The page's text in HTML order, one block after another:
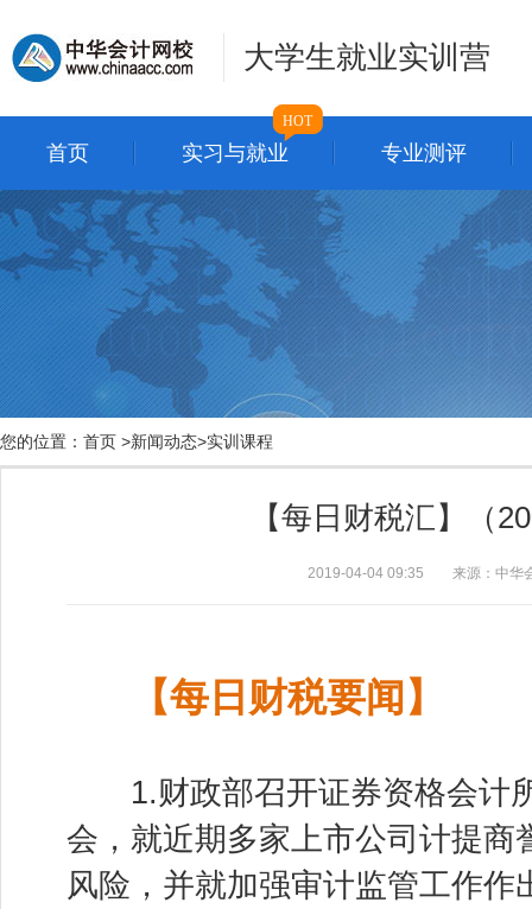
大学生就业实训营
首页 实习与就业
HOT
专业测评
您的位置： 首页 >新闻动态>实训课程
【每日财税汇】（
2019-04-04 09:35 来源：中华
【每日财税要闻】
1.财政部召开证券资格会计
会，就近期多家上市公司计提商
风险，并就加强审计监管工作作